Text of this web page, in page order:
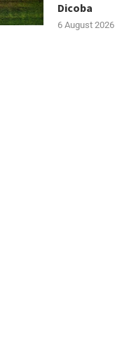
Dicoba
6 August 2026